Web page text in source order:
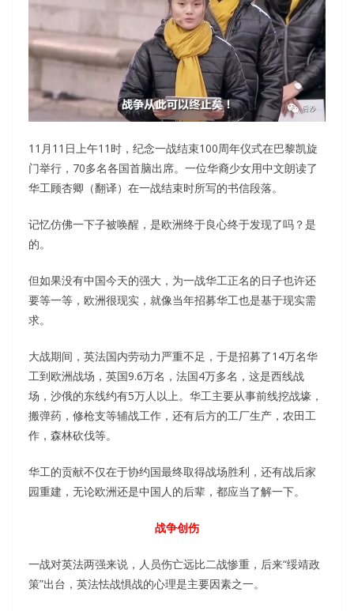
11月11日上午11时，纪念一战结束100周年仪式在巴黎凯旋
门举行，70多名各国首脑出席。一位华裔少女用中文朗读了
华工顾杏卿（翻译）在一战结束时所写的书信段落。
记忆仿佛一下子被唤醒，是欧洲终于良心终于发现了吗？是
的。
但如果没有中国今天的强大，为一战华工正名的日子也许还
要等一等，欧洲很现实，就像当年招募华工也是基于现实需
求。
大战期间，英法国内劳动力严重不足，于是招募了14万名华
工到欧洲战场，英国9.6万名，法国4万多名，这是西线战
场，沙俄的东线约有5万人以上。华工主要从事前线挖战壕，
搬弹药，修枪支等辅战工作，还有后方的工厂生产，农田工
作，森林砍伐等。
华工的贡献不仅在于协约国最终取得战场胜利，还有战后家
园重建，无论欧洲还是中国人的后辈，都应当了解一下。
战争创伤
一战对英法两强来说，人员伤亡远比二战惨重，后来“绥靖政
策”出台，英法怯战惧战的心理是主要因素之一。